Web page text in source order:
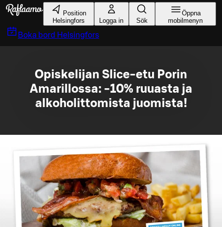
Gå till huvudinnehållet
Position
Helsingfors
Logga in Sök
Öppna
mobilmenyn
Boka bord Helsingfors
Opiskelijan Slice-etu Porin
Amarillossa: -10% ruuasta ja
alkoholittomista juomista!